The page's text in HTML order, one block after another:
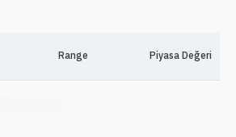
Range Piyasa Değeri